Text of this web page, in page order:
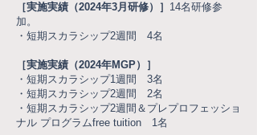
［実施実績（2024年3月研修）］ 14名研修参
加。
・短期スカラシップ2週間 4名
［実施実績（2024年MGP）］
・短期スカラシップ1週間 3名
・短期スカラシップ2週間 2名
・短期スカラシップ2週間＆プレプロフェッショ
ナル プログラムfree tuition 1名